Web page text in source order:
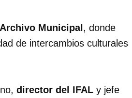
Municipal , donde
de intercambios culturales
director del IFAL y jefe